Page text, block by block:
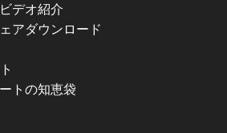
デオ紹介
アダウンロード
トの知恵袋